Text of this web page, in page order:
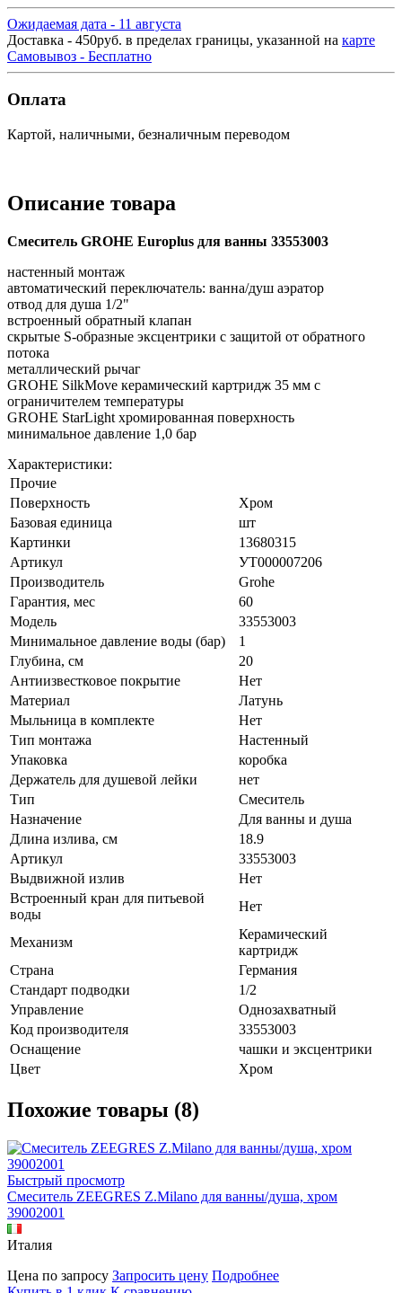
Ожидаемая дата - 11 августа
Доставка - 450руб. в пределах границы, указанной на карте
Самовывоз - Бесплатно
Оплата
Картой, наличными, безналичным переводом
Описание товара
Смеситель GROHE Europlus для ванны 33553003
настенный монтаж
автоматический переключатель: ванна/душ аэратор
отвод для душа 1/2"
встроенный обратный клапан
скрытые S-образные эксцентрики с защитой от обратного
потока
металлический рычаг
GROHE SilkMove керамический картридж 35 мм с
ограничителем температуры
GROHE StarLight хромированная поверхность
минимальное давление 1,0 бар
Характеристики:
Прочие
Поверхность
Хром
Базовая единица
шт
Картинки
13680315
Артикул
УТ000007206
Производитель
Grohe
Гарантия, мес
60
Модель
33553003
Минимальное давление воды (бар)
1
Глубина, см
20
Антиизвестковое покрытие
Нет
Материал
Латунь
Мыльница в комплекте
Нет
Тип монтажа
Настенный
Упаковка
коробка
Держатель для душевой лейки
нет
Тип
Смеситель
Назначение
Для ванны и душа
Длина излива, см
18.9
Артикул
33553003
Выдвижной излив
Нет
Встроенный кран для питьевой
воды
Нет
Механизм
Керамический
картридж
Страна
Германия
Стандарт подводки
1/2
Управление
Однозахватный
Код производителя
33553003
Оснащение
чашки и эксцентрики
Цвет
Хром
Похожие товары (8)
Быстрый просмотр
Смеситель ZEEGRES Z.Milano для ванны/душа, хром
39002001
Италия
Цена по запросу Запросить цену Подробнее